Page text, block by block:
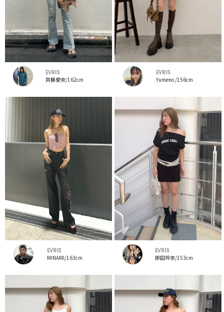
EVRIS
齊藤愛奈/162cm
EVRIS
Yumeno /156cm
EVRIS
MINAMI/163cm
EVRIS
原田玲奈/153cm